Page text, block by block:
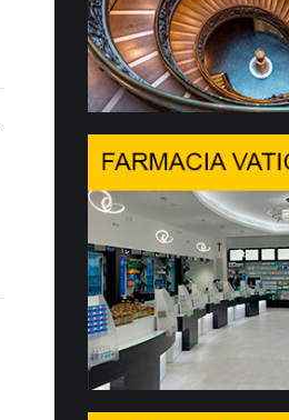
Desde hoy
Gobernación
10 JULIO, 2026
En
EL USO
NUNCA
TÉCNICA
Uno de los
CMSI 2026,